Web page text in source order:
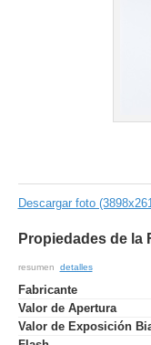
Descargar foto
Propiedades de la
resumen detalles
Fabricante
Valor de Apertura
Valor de Exposición